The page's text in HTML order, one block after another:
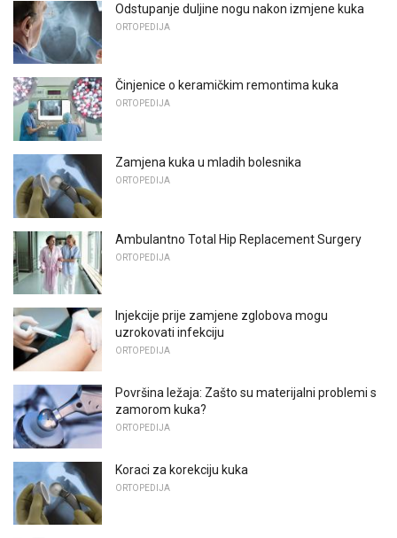
Odstupanje duljine nogu nakon izmjene kuka
ORTOPEDIJA
Činjenice o keramičkim remontima kuka
ORTOPEDIJA
Zamjena kuka u mladih bolesnika
ORTOPEDIJA
Ambulantno Total Hip Replacement Surgery
ORTOPEDIJA
Injekcije prije zamjene zglobova mogu
uzrokovati infekciju
ORTOPEDIJA
Površina ležaja: Zašto su materijalni problemi s
zamorom kuka?
ORTOPEDIJA
Koraci za korekciju kuka
ORTOPEDIJA